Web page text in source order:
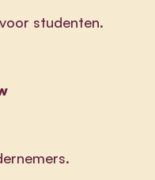
studenten.